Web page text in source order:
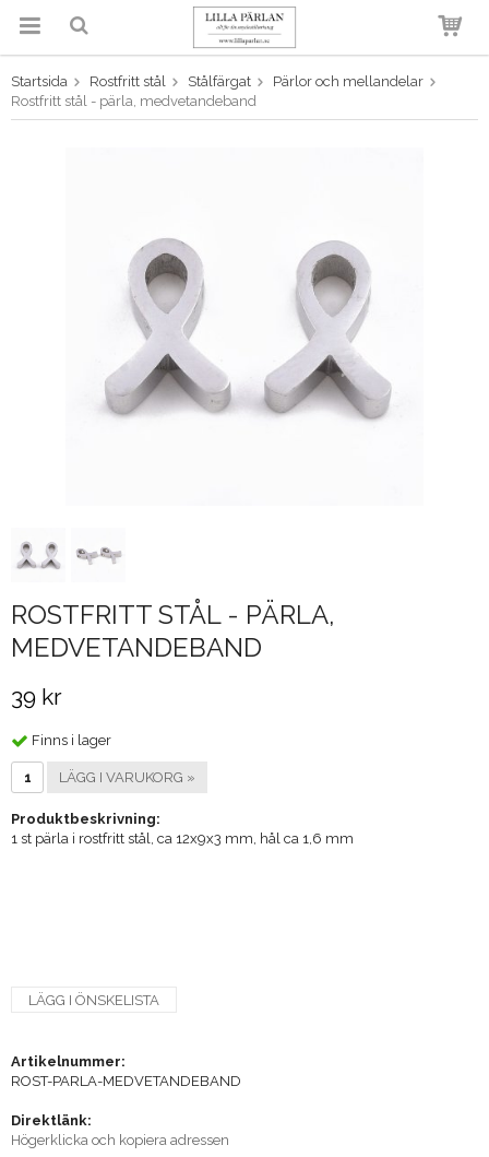
Produkten har blivit tillagd i
varukorgen
Startsida Rostfritt stål Stålfärgat
Pärlor och mellandelar
Rostfritt stål - pärla, medvetandeband
ROSTFRITT STÅL - PÄRLA,
MEDVETANDEBAND
39 kr
Finns i lager
LÄGG I VARUKORG »
Produktbeskrivning:
1 st pärla i rostfritt stål, ca 12x9x3 mm, hål ca 1,6 mm
LÄGG I ÖNSKELISTA
Artikelnummer:
ROST-PARLA-MEDVETANDEBAND
Direktlänk:
Högerklicka och kopiera adressen